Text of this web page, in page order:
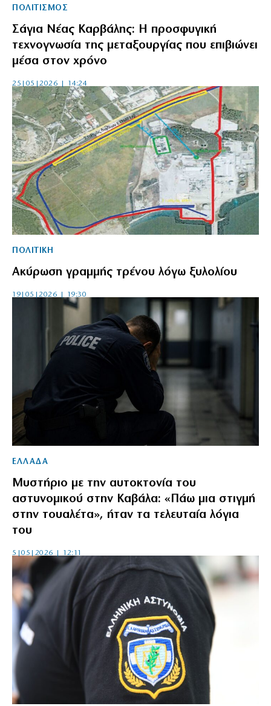
ΠΟΛΙΤΙΣΜΟΣ
Σάγια Νέας Καρβάλης: Η προσφυγική
τεχνογνωσία της μεταξουργίας που επιβιώνει
μέσα στον χρόνο
25|05|2026 | 14:24
ΠΟΛΙΤΙΚΗ
Ακύρωση γραμμής τρένου λόγω ξυλολίου
19|05|2026 | 19:30
ΕΛΛΑΔΑ
Μυστήριο με την αυτοκτονία του
αστυνομικού στην Καβάλα: «Πάω μια στιγμή
στην τουαλέτα», ήταν τα τελευταία λόγια
του
5|05|2026 | 12:11